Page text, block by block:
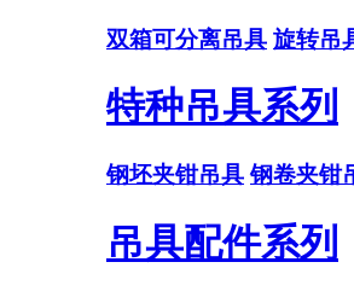
双箱可分离吊具 旋转吊
特种吊具系列
钢坯夹钳吊具 钢卷夹钳
吊具配件系列